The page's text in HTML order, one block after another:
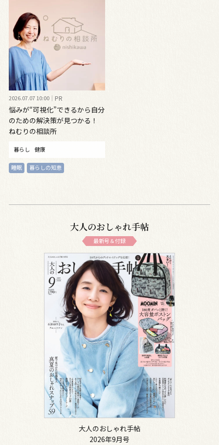
2026.07.07 10:00 PR
悩みが“可視化”できるから自分
のための解決策が見つかる！
ねむりの相談所
暮らし 健康
睡眠 暮らしの知恵
大人のおしゃれ手帖
最新号＆付録
大人のおしゃれ手帖
2026年9月号